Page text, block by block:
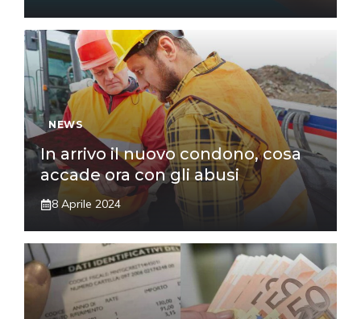
NEWS
In arrivo il nuovo condono, cosa
accade ora con gli abusi
8 Aprile 2024